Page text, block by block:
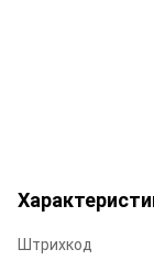
Штрихкод